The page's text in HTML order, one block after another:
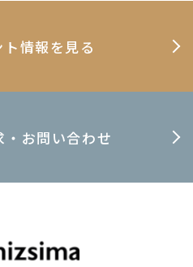
情報を見る
・お問い合わせ